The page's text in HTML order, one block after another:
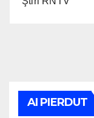
AI PIERDUT